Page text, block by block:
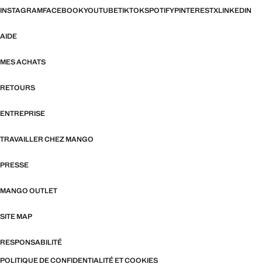
INSTAGRAMFACEBOOKYOUTUBETIKTOKSPOTIFYPINTERESTXLINKEDIN
AIDE
MES ACHATS
RETOURS
ENTREPRISE
TRAVAILLER CHEZ MANGO
PRESSE
MANGO OUTLET
SITE MAP
RESPONSABILITÉ
POLITIQUE DE CONFIDENTIALITÉ ET COOKIES